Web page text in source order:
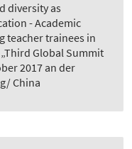
diversity as
- Academic
teacher trainees in
Global Summit
2017 an der
China